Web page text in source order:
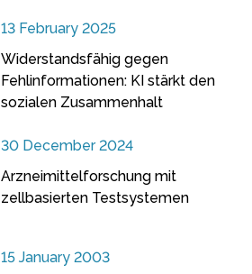
13 February 2025
Widerstandsfähig gegen
Fehlinformationen: KI stärkt den
sozialen Zusammenhalt
30 December 2024
Arzneimittelforschung mit
zellbasierten Testsystemen
15 January 2003